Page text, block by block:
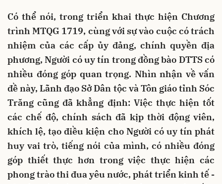
Có thể nói, trong triển khai thực hiện Chương
trình MTQG 1719, cùng với sự vào cuộc có trách
nhiệm của các cấp ủy đảng, chính quyền địa
phương, Người có uy tín trong đồng bào DTTS có
nhiều đóng góp quan trọng. Nhìn nhận về vấn
đề này, Lãnh đạo Sở Dân tộc và Tôn giáo tỉnh Sóc
Trăng cũng đã khẳng định: Việc thực hiện tốt
các chế độ, chính sách đã kịp thời động viên,
khích lệ, tạo điều kiện cho Người có uy tín phát
huy vai trò, tiếng nói của mình, có nhiều đóng
góp thiết thực hơn trong việc thực hiện các
phong trào thi đua yêu nước, phát triển kinh tế -